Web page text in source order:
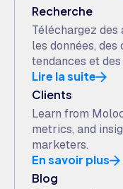
Recherche
Téléchargez
les données,
tendances et
Lire la suite
Clients
Learn from
metrics, and
marketers.
En savoir plus
Blog